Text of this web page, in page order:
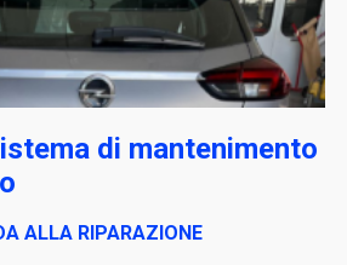
di mantenimento
ALLA RIPARAZIONE